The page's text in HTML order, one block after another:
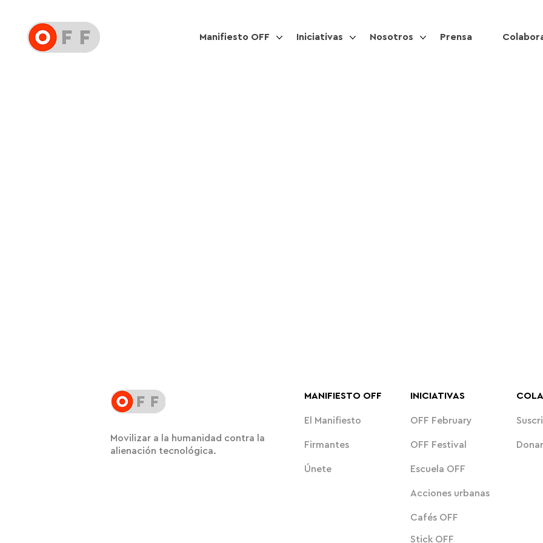
Manifiesto OFF Iniciativas Nosotros Prensa
Movilizar a la humanidad contra la
alienación tecnológica.
MANIFIESTO OFF
El Manifiesto
Firmantes
Únete
INICIATIVAS
OFF February
OFF Festival Donar
Escuela OFF
Acciones urbanas
Cafés OFF
Stick OFF